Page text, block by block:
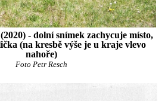
- dolní snímek zachycuje místo,
(na kresbě výše je u kraje vlevo
nahoře)
Foto Petr Resch